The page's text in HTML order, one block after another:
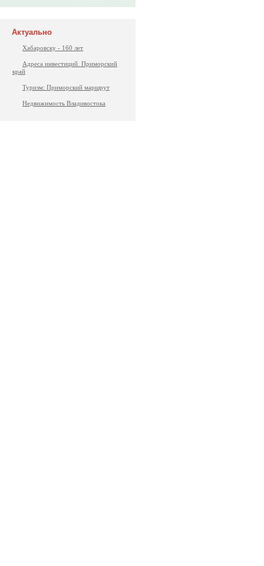
Актуально
Хабаровску - 160 лет
Адреса инвестиций. Приморский
край
Туризм: Приморский маршрут
Недвижимость Владивостока